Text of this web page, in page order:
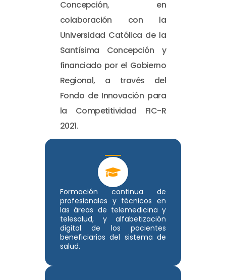
Formación continua de
profesionales y técnicos en
las áreas de telemedicina y
telesalud, y alfabetización
digital de los pacientes
beneficiarios del sistema de
salud.
Concepción, en
colaboración con la
Universidad Católica de la
Santísima Concepción y
financiado por el Gobierno
Regional, a través del
Fondo de Innovación para
la Competitividad FIC-R
2021.